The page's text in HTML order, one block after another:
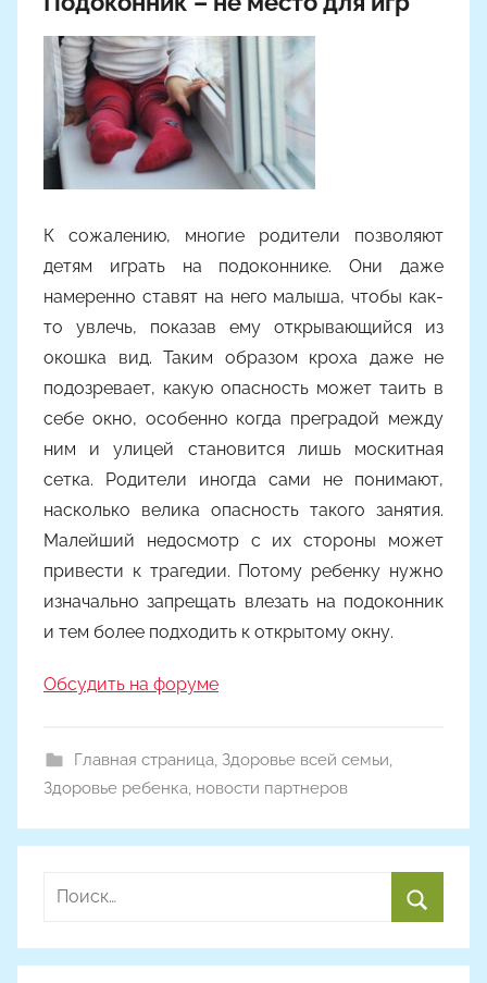
К сожалению, многие родители позволяют
детям играть на подоконнике. Они даже
намеренно ставят на него малыша, чтобы как-
то увлечь, показав ему открывающийся из
окошка вид. Таким образом кроха даже не
подозревает, какую опасность может таить в
себе окно, особенно когда преградой между
ним и улицей становится лишь москитная
сетка. Родители иногда сами не понимают,
насколько велика опасность такого занятия.
Малейший недосмотр с их стороны может
привести к трагедии. Потому ребенку нужно
изначально запрещать влезать на подоконник
и тем более подходить к открытому окну.
Обсудить на форуме
Главная страница, Здоровье всей семьи,
Здоровье ребенка, новости партнеров
Найти: